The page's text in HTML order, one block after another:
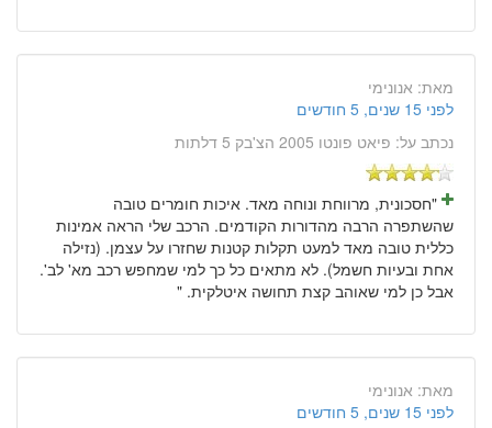
מאת: אנונימי
לפני 15 שנים, 5 חודשים
נכתב על: פיאט פונטו 2005 הצ'בק 5 דלתות
"חסכונית, מרווחת ונוחה מאד. איכות חומרים טובה
שהשתפרה הרבה מהדורות הקודמים. הרכב שלי הראה אמינות
כללית טובה מאד למעט תקלות קטנות שחזרו על עצמן. (נזילה
אחת ובעיות חשמל). לא מתאים כל כך למי שמחפש רכב מא' לב'.
אבל כן למי שאוהב קצת תחושה איטלקית. "
מאת: אנונימי
לפני 15 שנים, 5 חודשים